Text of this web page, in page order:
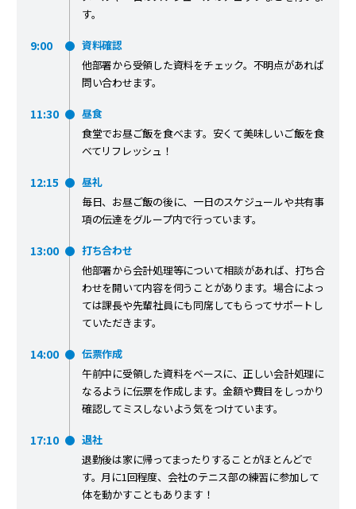
す。
9:00
資料確認
他部署から受領した資料をチェック。不明点があれば
問い合わせます。
11:30
昼食
食堂でお昼ご飯を食べます。安くて美味しいご飯を食
べてリフレッシュ！
12:15
昼礼
毎日、お昼ご飯の後に、一日のスケジュールや共有事
項の伝達をグループ内で行っています。
13:00
打ち合わせ
他部署から会計処理等について相談があれば、打ち合
わせを開いて内容を伺うことがあります。場合によっ
ては課長や先輩社員にも同席してもらってサポートし
ていただきます。
14:00
伝票作成
午前中に受領した資料をベースに、正しい会計処理に
なるように伝票を作成します。金額や費目をしっかり
確認してミスしないよう気をつけています。
17:10
退社
退勤後は家に帰ってまったりすることがほとんどで
す。月に1回程度、会社のテニス部の練習に参加して
体を動かすこともあります！